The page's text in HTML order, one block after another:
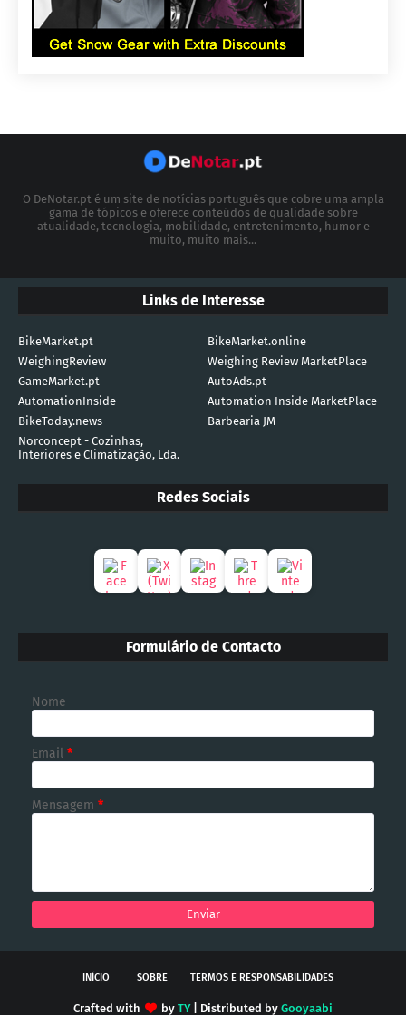
O DeNotar.pt é um site de notícias português que cobre uma ampla
gama de tópicos e oferece conteúdos de qualidade sobre
atualidade, tecnologia, mobilidade, entretenimento, humor e
muito, muito mais...
Links de Interesse
BikeMarket.pt
BikeMarket.online
WeighingReview
Weighing Review MarketPlace
GameMarket.pt
AutoAds.pt
AutomationInside
Automation Inside MarketPlace
BikeToday.news
Barbearia JM
Norconcept - Cozinhas,
Interiores e Climatização, Lda.
Redes Sociais
Formulário de Contacto
Nome
Email *
Mensagem *
INÍCIO SOBRE TERMOS E RESPONSABILIDADES
Crafted with by TY| Distributed by Gooyaabi